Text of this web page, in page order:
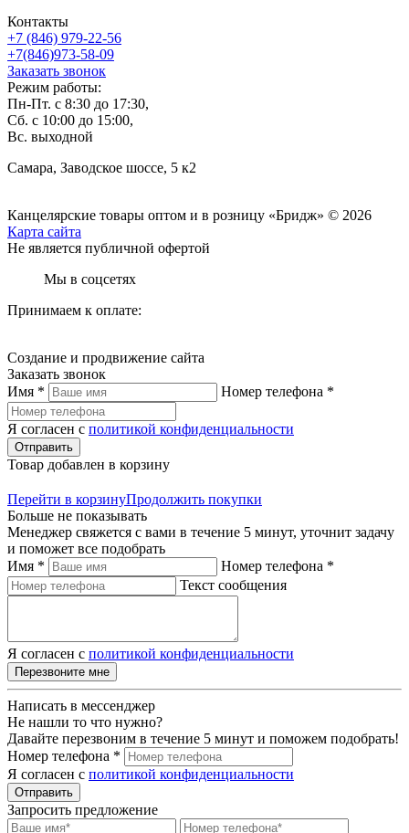
Контакты
+7 (846) 979-22-56
+7(846)973-58-09
Заказать звонок
Режим работы:
Пн-Пт. с 8:30 до 17:30,
Сб. с 10:00 до 15:00,
Вс. выходной
Самара, Заводское шоссе, 5 к2
Канцелярские товары оптом и в розницу «Бридж» © 2026
Карта сайта
Не является публичной офертой
Мы в соцсетях
Принимаем к оплате:
Создание и продвижение сайта
Заказать звонок
Имя *
Номер телефона *
Я согласен с политикой конфиденциальности
Отправить
Товар добавлен в корзину
Перейти в корзинуПродолжить покупки
Больше не показывать
Менеджер свяжется с вами в течение 5 минут, уточнит задачу
и поможет все подобрать
Имя *
Номер телефона *
Текст сообщения
Я согласен с политикой конфиденциальности
Перезвоните мне
Написать в мессенджер
Не нашли то что нужно?
Давайте перезвоним в течение 5 минут и поможем подобрать!
Номер телефона *
Я согласен с политикой конфиденциальности
Отправить
Запросить предложение